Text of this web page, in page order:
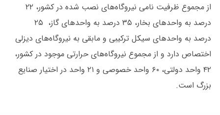
از مجموع ظرفیت نامی نیروگاه‌های نصب ‌شده در کشور، ۲۲
درصد به واحدهای بخار، ۳۵ درصد به واحدهای گاز، ۲۵
درصد به واحدهای سیکل ترکیبی و مابقی به نیروگاه‌های دیزلی
اختصاص دارد و از مجموع نیروگاه‌های حرارتی موجود در کشور،
۴۲ واحد دولتی، ۶۰ واحد خصوصی و ۲۱ واحد در اختیار صنایع
بزرگ است.